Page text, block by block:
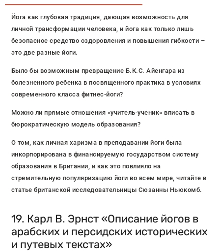
Йога как глубокая традиция, дающая возможность для
личной трансформации человека, и йога как только лишь
безопасное средство оздоровления и повышения гибкости –
это две разные йоги.
Было бы возможным превращение Б.К.С. Айенгара из
болезненного ребенка в посвященного практика в условиях
современного класса фитнес-йоги?
Можно ли прямые отношения «учитель-ученик» вписать в
бюрократическую модель образования?
О том, как личная харизма в преподавании йоги была
инкорпорирована в финансируемую государством систему
образования в Британии, и как это повлияло на
стремительную популяризацию йоги во всем мире, читайте в
статье британской исследовательницы Сюзанны Ньюкомб.
19. Карл В. Эрнст «Описание йогов в
арабских и персидских исторических
и путевых текстах»